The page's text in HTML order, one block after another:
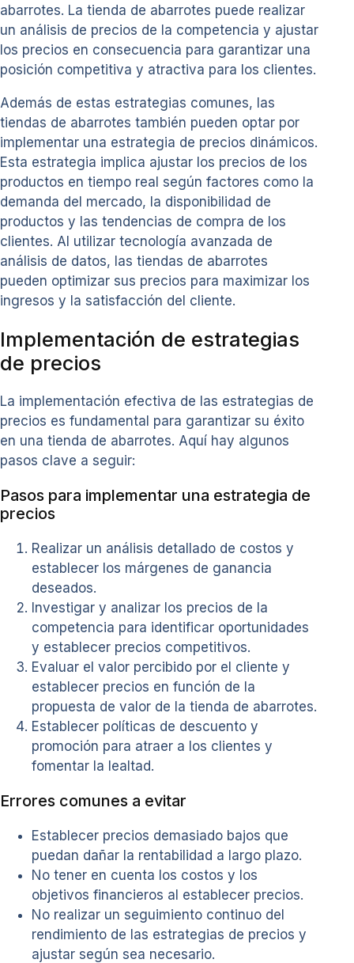
abarrotes. La tienda de abarrotes puede realizar
un análisis de precios de la competencia y ajustar
los precios en consecuencia para garantizar una
posición competitiva y atractiva para los clientes.
Además de estas estrategias comunes, las
tiendas de abarrotes también pueden optar por
implementar una estrategia de precios dinámicos.
Esta estrategia implica ajustar los precios de los
productos en tiempo real según factores como la
demanda del mercado, la disponibilidad de
productos y las tendencias de compra de los
clientes. Al utilizar tecnología avanzada de
análisis de datos, las tiendas de abarrotes
pueden optimizar sus precios para maximizar los
ingresos y la satisfacción del cliente.
Implementación de estrategias
de precios
La implementación efectiva de las estrategias de
precios es fundamental para garantizar su éxito
en una tienda de abarrotes. Aquí hay algunos
pasos clave a seguir:
Pasos para implementar una estrategia de
precios
Realizar un análisis detallado de costos y
establecer los márgenes de ganancia
deseados.
Investigar y analizar los precios de la
competencia para identificar oportunidades
y establecer precios competitivos.
Evaluar el valor percibido por el cliente y
establecer precios en función de la
propuesta de valor de la tienda de abarrotes.
Establecer políticas de descuento y
promoción para atraer a los clientes y
fomentar la lealtad.
Errores comunes a evitar
Establecer precios demasiado bajos que
puedan dañar la rentabilidad a largo plazo.
No tener en cuenta los costos y los
objetivos financieros al establecer precios.
No realizar un seguimiento continuo del
rendimiento de las estrategias de precios y
ajustar según sea necesario.